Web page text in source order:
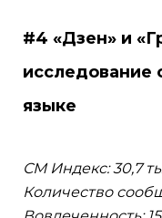
#4 «Дзен» и
исследование
языке
СМ Индекс: 30,7
Количество